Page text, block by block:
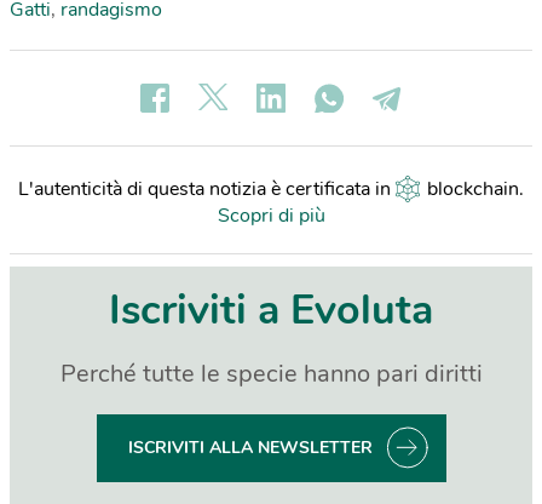
Gatti, randagismo
L'autenticità di questa notizia è certificata in blockchain.
Scopri di più
Iscriviti a Evoluta
Perché tutte le specie hanno pari diritti
ISCRIVITI ALLA NEWSLETTER